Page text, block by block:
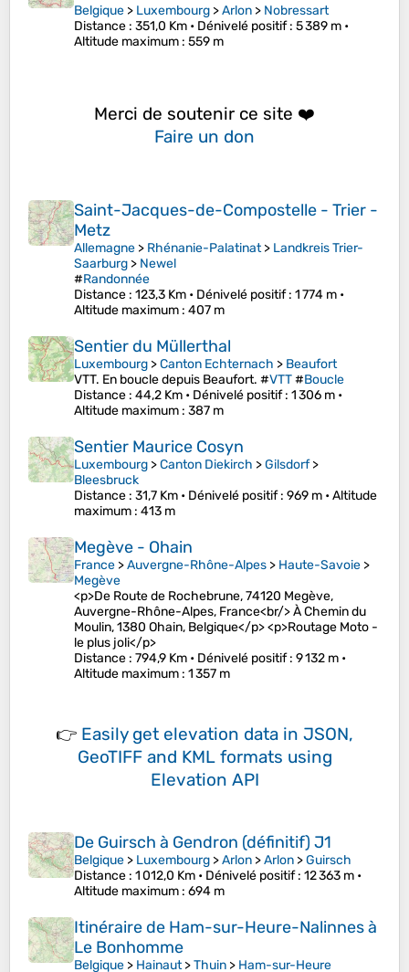
Belgique > Luxembourg >Arlon > Nobressart
Distance : 351,0 Km • Dénivelé positif: 5 389 m •
Altitude maximum : 559 m
Merci de soutenir ce site ❤️
Faire un don
Saint-Jacques-de-Compostelle - Trier -
Metz
Allemagne > Rhénanie-Palatinat> Landkreis Trier-
Saarburg > Newel
#Randonnée
Distance : 123,3 Km • Dénivelé positif: 1 774 m •
Altitude maximum : 407 m
Sentier du Müllerthal
Luxembourg >Canton Echternach > Beaufort
VTT. En boucle depuis Beaufort. #VTT#Boucle
Distance : 44,2 Km • Dénivelé positif: 1 306 m •
Altitude maximum : 387 m
Sentier Maurice Cosyn
Luxembourg >Canton Diekirch >Gilsdorf>
Bleesbruck
Distance : 31,7 Km • Dénivelé positif: 969 m •Altitude
maximum : 413 m
Megève - Ohain
France >Auvergne-Rhône-Alpes > Haute-Savoie >
Megève
<p>De Route de Rochebrune, 74120 Megève,
Auvergne-Rhône-Alpes, France<br/> À Chemin du
Moulin, 1380 Ohain, Belgique</p> <p>Routage Moto -
le plus joli</p>
Distance : 794,9 Km • Dénivelé positif: 9 132 m •
Altitude maximum : 1 357 m
👉 Easily get elevation data in JSON,
GeoTIFF and KML formats using
Elevation API
De Guirsch à Gendron (définitif) J1
Belgique > Luxembourg >Arlon >Arlon >Guirsch
Distance : 1 012,0 Km • Dénivelé positif: 12 363 m •
Altitude maximum : 694 m
Itinéraire de Ham-sur-Heure-Nalinnes à
Le Bonhomme
Belgique > Hainaut>Thuin > Ham-sur-Heure